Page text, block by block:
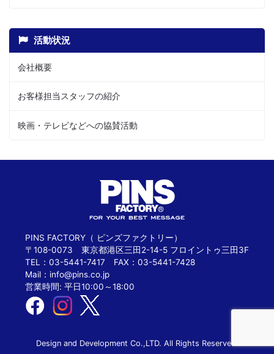
活動状況
会社概要
お客様担当スタッフの紹介
映画・テレビなどへの協賛活動
PINS FACTORY（ ピンズファクトリー）
〒108-0073 東京都港区三田2-14-5 フロイントゥ三田3F
TEL：03-5441-7417 FAX：03-5441-7428
Mail： info@pins.co.jp
営業時間: 平日10:00～18:00
Design and Development Co.,LTD. All Rights Reserved.